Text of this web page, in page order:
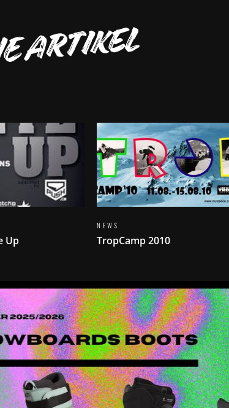
ARTIKEL
Up
NEWS
TropCamp 2010